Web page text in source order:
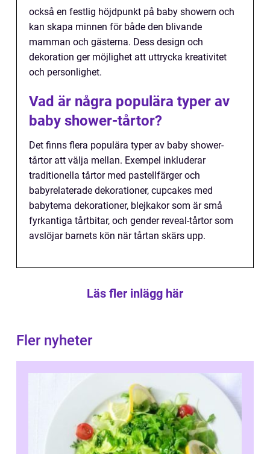
också en festlig höjdpunkt på baby showern och
kan skapa minnen för både den blivande
mamman och gästerna. Dess design och
dekoration ger möjlighet att uttrycka kreativitet
och personlighet.
Vad är några populära typer av
baby shower-tårtor?
Det finns flera populära typer av baby shower-
tårtor att välja mellan. Exempel inkluderar
traditionella tårtor med pastellfärger och
babyrelaterade dekorationer, cupcakes med
babytema dekorationer, blejkakor som är små
fyrkantiga tårtbitar, och gender reveal-tårtor som
avslöjar barnets kön när tårtan skärs upp.
Läs fler inlägg här
Fler nyheter